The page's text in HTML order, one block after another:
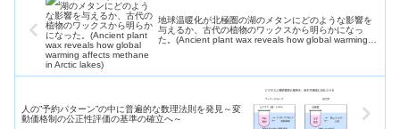
地球温暖化が北極圏の湖のメタンにどのような影響を
与えるか、古代の植物のワックスから明らかになっ
た。(Ancient plant wax reveals how global warming
人の”予約パターン”の中に普遍的な数理法則を発見～変
動価格制の公正性評価の基準の確立へ～